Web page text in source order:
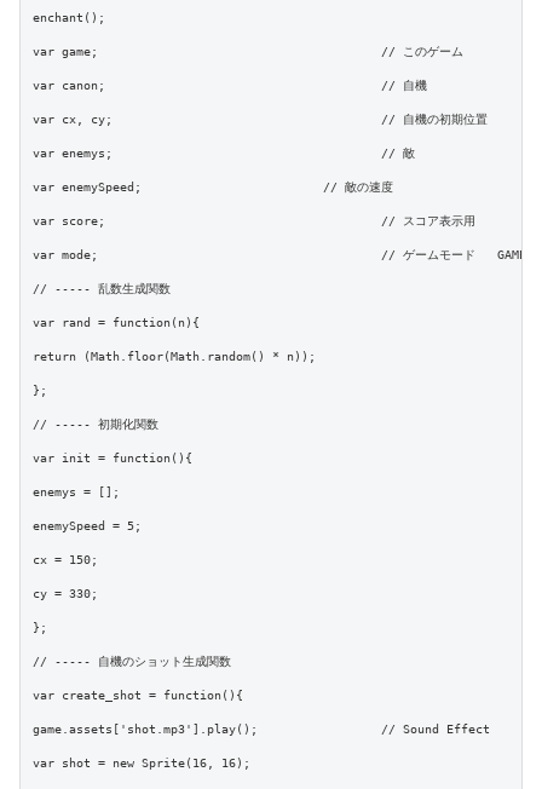
enchant();
var game;					// このゲーム
var canon;					// 自機
var cx, cy;					// 自機の初期位置
var enemys;					// 敵
var enemySpeed;				// 敵の速度
var score;					// スコア表示用
var mode;					// ゲームモード	GAME/GAMEOVER
// ----- 乱数生成関数
var rand = function(n){
return (Math.floor(Math.random() * n));
};
// ----- 初期化関数
var init = function(){
enemys = [];
enemySpeed = 5;
cx = 150;
cy = 330;
};
// ----- 自機のショット生成関数
var create_shot = function(){
game.assets['shot.mp3'].play();			// Sound Effect
var shot = new Sprite(16, 16);